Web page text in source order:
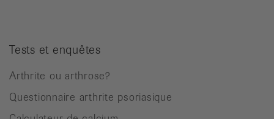
Tests et enquêtes
Arthrite ou arthrose?
Questionnaire arthrite psoriasique